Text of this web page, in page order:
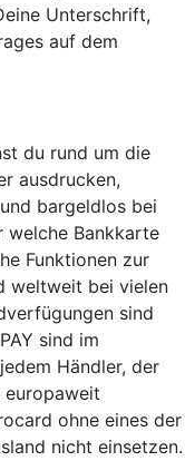
Unterschrift,
auf dem
du rund um die
ausdrucken,
bargeldlos bei
welche Bankkarte
Funktionen zur
weltweit bei vielen
sind
sind im
Händler, der
europaweit
ohne eines der
nicht einsetzen.